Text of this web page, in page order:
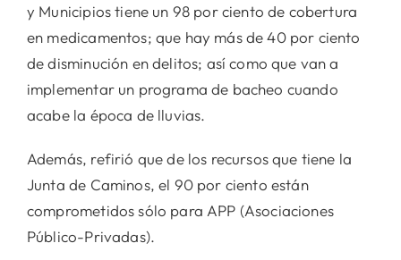
y Municipios tiene un 98 por ciento de cobertura
en medicamentos; que hay más de 40 por ciento
de disminución en delitos; así como que van a
implementar un programa de bacheo cuando
acabe la época de lluvias.
Además, refirió que de los recursos que tiene la
Junta de Caminos, el 90 por ciento están
comprometidos sólo para APP (Asociaciones
Público-Privadas).